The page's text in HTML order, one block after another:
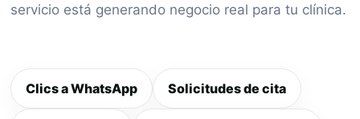
servicio está generando negocio real para tu clínica.
Clics a WhatsApp Solicitudes de cita